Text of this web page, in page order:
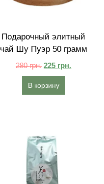
Подарочный элитный
чай Шу Пуэр 50 грамм
280грн. 225 грн.
В корзину